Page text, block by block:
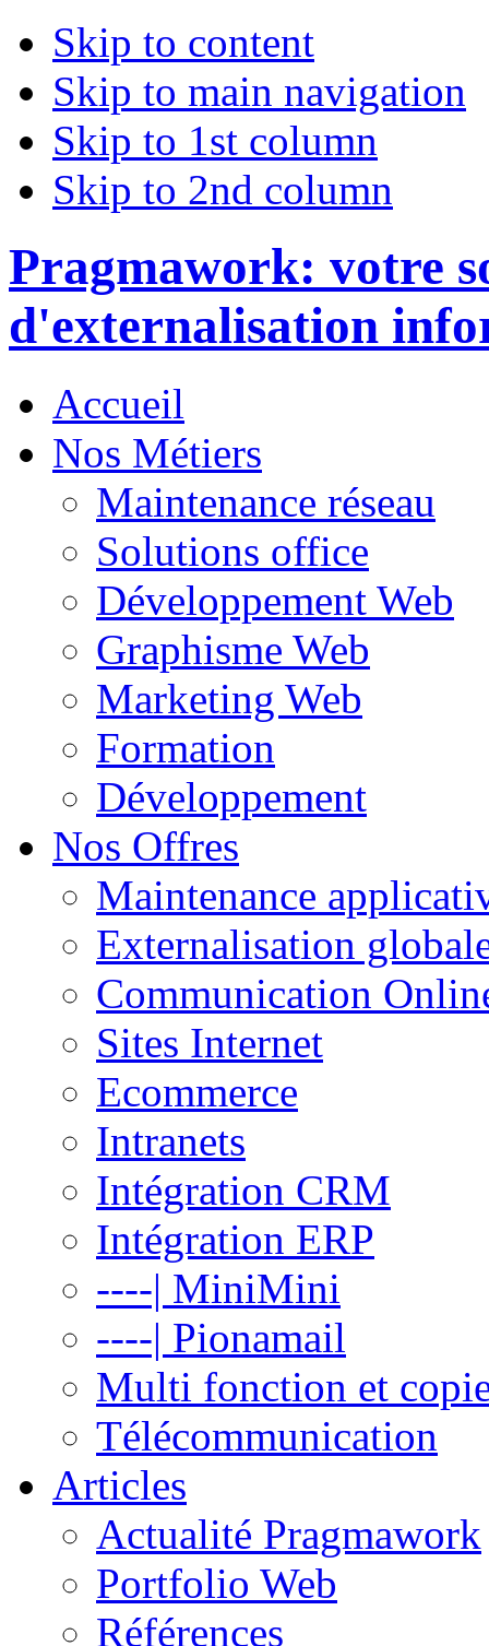
Skip to content
Skip to main navigation
Skip to 1st column
Skip to 2nd column
Pragmawork: votre
d'externalisation
Accueil
Nos Métiers
Maintenance réseau
Solutions office
Développement Web
Graphisme Web
Marketing Web
Formation
Développement
Nos Offres
Maintenance
Externalisation
Communication
Sites Internet
Ecommerce
Intranets
Intégration CRM
Intégration ERP
----| MiniMini
----| Pionamail
Multi fonction et
Télécommunication
Articles
Actualité Pragmawork
Portfolio Web
Références